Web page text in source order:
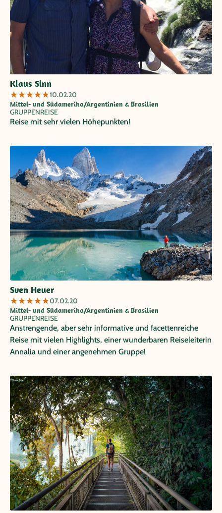
Klaus Sinn
★★★★★10.02.20
Mittel- und Südamerika/Argentinien & Brasilien
GRUPPENREISE
Reise mit sehr vielen Höhepunkten!
Sven Heuer
★★★★★07.02.20
Mittel- und Südamerika/Argentinien & Brasilien
GRUPPENREISE
Anstrengende, aber sehr informative und facettenreiche
Reise mit vielen Highlights, einer wunderbaren Reiseleiterin
Annalia und einer angenehmen Gruppe!